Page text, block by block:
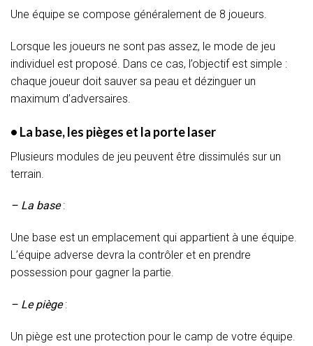
Une équipe se compose généralement de 8 joueurs.
Lorsque les joueurs ne sont pas assez, le mode de jeu
individuel est proposé. Dans ce cas, l’objectif est simple :
chaque joueur doit sauver sa peau et dézinguer un
maximum d’adversaires.
• La base, les pièges et la porte laser
Plusieurs modules de jeu peuvent être dissimulés sur un
terrain.
– La base:
Une base est un emplacement qui appartient à une équipe.
L’équipe adverse devra la contrôler et en prendre
possession pour gagner la partie.
– Le piège:
Un piège est une protection pour le camp de votre équipe.